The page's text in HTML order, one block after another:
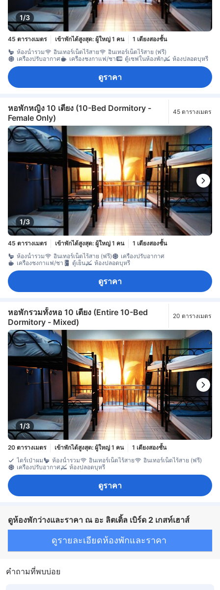
1/3
45 ตารางเมตร เข้าพักได้สูงสุด: ผู้ใหญ่ 1 คน
1 เตียงสองชั้น
ห้องน้ำรวม
อินเทอร์เน็ตไร้สาย
อินเทอร์เน็ตไร้สาย (ฟรี)
เครื่องปรับอากาศ
เครื่องชงกาแฟ/ชา ตู้เซฟในห้องพัก ห้องปลอดบุหรี่
ดูราคา
หอพักหญิง 10 เตียง (10-Bed Dormitory -
Female Only)
45 ตารางเมตร
1/3
45 ตารางเมตร เข้าพักได้สูงสุด: ผู้ใหญ่ 1 คน
1 เตียงสองชั้น
ห้องน้ำรวม
อินเทอร์เน็ตไร้สาย (ฟรี)
เครื่องปรับอากาศ
เครื่องชงกาแฟ/ชา
ตู้เย็น ห้องปลอดบุหรี่
ดูราคา
หอพักรวมทั้งหอ 10 เตียง (Entire 10-Bed
Dormitory - Mixed)
20 ตารางเมตร
1/3
20 ตารางเมตร เข้าพักได้สูงสุด: ผู้ใหญ่ 1 คน
1 เตียงสองชั้น
ไดร์เป่าผม
ห้องน้ำรวม อินเทอร์เน็ตไร้สาย
อินเทอร์เน็ตไร้สาย (ฟรี)
เครื่องปรับอากาศ
ห้องปลอดบุหรี่
ดูราคา
ดูห้องพักว่างและราคา ณ อะ ลิตเติ้ล เบิร์ด 2 เกสท์เฮาส์
ดูรายละเอียดห้องพักและราคา
คำถามที่พบบ่อย